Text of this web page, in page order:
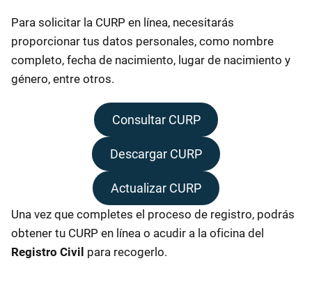
Para solicitar la CURP en línea, necesitarás
proporcionar tus datos personales, como nombre
completo, fecha de nacimiento, lugar de nacimiento y
género, entre otros.
Consultar CURP
Descargar CURP
Actualizar CURP
Una vez que completes el proceso de registro, podrás
obtener tu CURP en línea o acudir a la oficina del
Registro Civil para recogerlo.